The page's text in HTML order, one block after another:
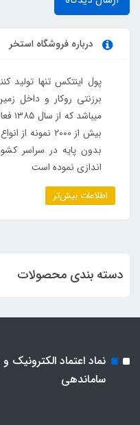
درباره فروشگاه استخر
پول اینتکس تنها تولید
برزنتی روکار و داخل
بیش از ۲۰۰۰
بدون پایه در سراسر
اندازی نموده است
اطلاعات بیش‌تر
دسته بندی محصولات
نماد اعتماد الکترونیک و
ساماندهی